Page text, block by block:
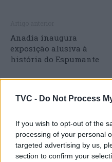
TVC - Do Not Process
If you wish to opt-out of the
processing of your personal
targeted advertising by us,
section to confirm your
Anadia inaugura
exposição alusiva à
história do Espumante